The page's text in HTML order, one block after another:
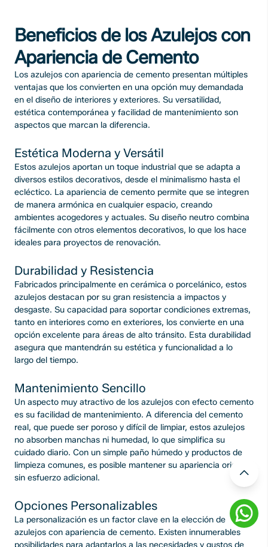
Beneficios de los Azulejos con
Apariencia de Cemento
Los azulejos con apariencia de cemento presentan múltiples
ventajas que los convierten en una opción muy demandada
en el diseño de interiores y exteriores. Su versatilidad,
estética contemporánea y facilidad de mantenimiento son
aspectos que marcan la diferencia.
Estética Moderna y Versátil
Estos azulejos aportan un toque industrial que se adapta a
diversos estilos decorativos, desde el minimalismo hasta el
ecléctico. La apariencia de cemento permite que se integren
de manera armónica en cualquier espacio, creando
ambientes acogedores y actuales. Su diseño neutro combina
fácilmente con otros elementos decorativos, lo que los hace
ideales para proyectos de renovación.
Durabilidad y Resistencia
Fabricados principalmente en cerámica o porcelánico, estos
azulejos destacan por su gran resistencia a impactos y
desgaste. Su capacidad para soportar condiciones extremas,
tanto en interiores como en exteriores, los convierte en una
opción excelente para áreas de alto tránsito. Esta durabilidad
asegura que mantendrán su estética y funcionalidad a lo
largo del tiempo.
Mantenimiento Sencillo
Un aspecto muy atractivo de los azulejos con efecto cemento
es su facilidad de mantenimiento. A diferencia del cemento
real, que puede ser poroso y difícil de limpiar, estos azulejos
no absorben manchas ni humedad, lo que simplifica su
cuidado diario. Con un simple paño húmedo y productos de
limpieza comunes, es posible mantener su apariencia original
sin esfuerzo adicional.
Opciones Personalizables
La personalización es un factor clave en la elección de
azulejos con apariencia de cemento. Existen innumerables
posibilidades para adaptarlos a las necesidades y gustos de